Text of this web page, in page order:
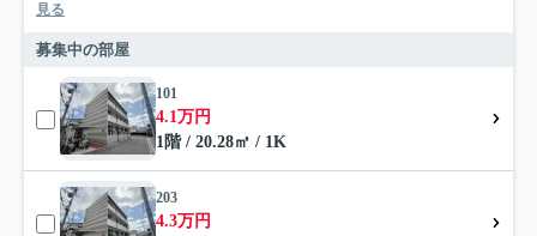
見る
募集中の部屋
101
4.1万円
1階 / 20.28㎡ / 1K
203
4.3万円